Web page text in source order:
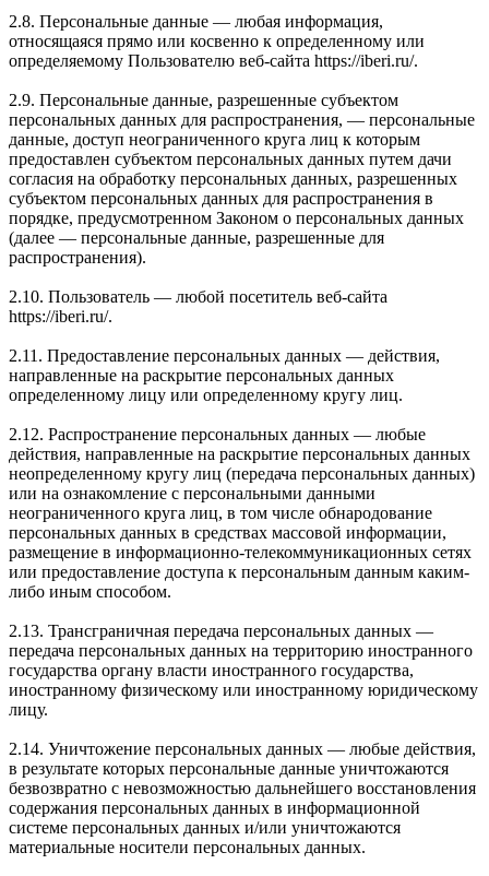
2.8. Персональные данные — любая информация,
относящаяся прямо или косвенно к определенному или
определяемому Пользователю веб-сайта https://iberi.ru/.
2.9. Персональные данные, разрешенные субъектом
персональных данных для распространения, — персональные
данные, доступ неограниченного круга лиц к которым
предоставлен субъектом персональных данных путем дачи
согласия на обработку персональных данных, разрешенных
субъектом персональных данных для распространения в
порядке, предусмотренном Законом о персональных данных
(далее — персональные данные, разрешенные для
распространения).
2.10. Пользователь — любой посетитель веб-сайта
https://iberi.ru/.
2.11. Предоставление персональных данных — действия,
направленные на раскрытие персональных данных
определенному лицу или определенному кругу лиц.
2.12. Распространение персональных данных — любые
действия, направленные на раскрытие персональных данных
неопределенному кругу лиц (передача персональных данных)
или на ознакомление с персональными данными
неограниченного круга лиц, в том числе обнародование
персональных данных в средствах массовой информации,
размещение в информационно-телекоммуникационных сетях
или предоставление доступа к персональным данным каким-
либо иным способом.
2.13. Трансграничная передача персональных данных —
передача персональных данных на территорию иностранного
государства органу власти иностранного государства,
иностранному физическому или иностранному юридическому
лицу.
2.14. Уничтожение персональных данных — любые действия,
в результате которых персональные данные уничтожаются
безвозвратно с невозможностью дальнейшего восстановления
содержания персональных данных в информационной
системе персональных данных и/или уничтожаются
материальные носители персональных данных.